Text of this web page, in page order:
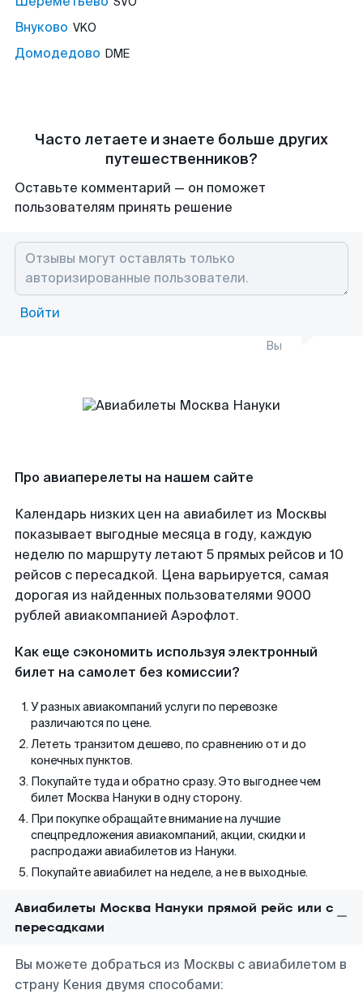
Внуково VKO
Домодедово DME
Часто летаете и знаете больше других
путешественников?
Оставьте комментарий — он поможет
пользователям принять решение
Войти
Вы
Про авиаперелеты на нашем сайте
Календарь низких цен на авиабилет из Москвы
показывает выгодные месяца в году, каждую
неделю по маршруту летают 5 прямых рейсов и 10
рейсов с пересадкой. Цена варьируется, самая
дорогая из найденных пользователями 9000
рублей авиакомпанией Аэрофлот.
Как еще сэкономить используя электронный
билет на самолет без комиссии?
У разных авиакомпаний услуги по перевозке
различаются по цене.
Лететь транзитом дешево, по сравнению от и до
конечных пунктов.
Покупайте туда и обратно сразу. Это выгоднее чем
билет Москва Нануки в одну сторону.
При покупке обращайте внимание на лучшие
спецпредложения авиакомпаний, акции, скидки и
распродажи авиабилетов из Нануки.
Покупайте авиабилет на неделе, а не в выходные.
Авиабилеты Москва Нануки прямой рейс или с
пересадками
Вы можете добраться из Москвы с авиабилетом в
страну Кения двумя способами: